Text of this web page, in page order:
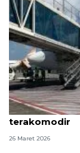
Garuda
terakomodir
26 Maret 2026